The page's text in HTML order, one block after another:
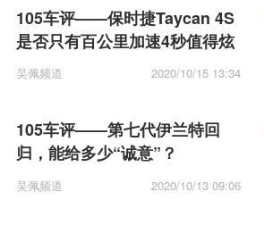
105车评——保时捷Taycan 4S
是否只有百公里加速4秒值得炫
耀？
吴佩频道 2020/10/15 13:34
105车评——第七代伊兰特回
归，能给多少“诚意”？
吴佩频道 2020/10/13 09:06